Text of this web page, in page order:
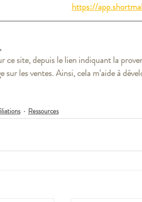
https://
ce site, depuis le lien indiquant la
sur les ventes. Ainsi, cela m'aide à
Ressources